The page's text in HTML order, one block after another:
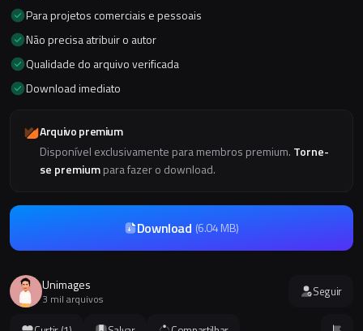
Para projetos comerciais e pessoais
Não precisa atribuir o autor
Qualidade do arquivo verificada
Download imediato
Arquivo premium
Disponível exclusivamente para membros premium. Torne-
se premiumpara fazer o download.
Download (6.04 MB)
Unimages
3 mil arquivos Seguir